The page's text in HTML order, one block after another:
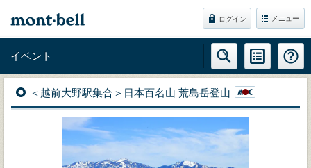
ログイン メニュー
イベント
＜越前大野駅集合＞日本百名山 荒島岳登山